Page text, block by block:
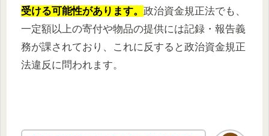
受ける可能性があります。 政治資金規正法でも、
一定額以上の寄付や物品の提供には記録・報告義
務が課されており、これに反すると政治資金規正
法違反に問われます。